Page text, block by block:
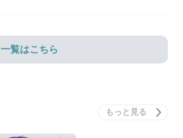
一覧はこちら